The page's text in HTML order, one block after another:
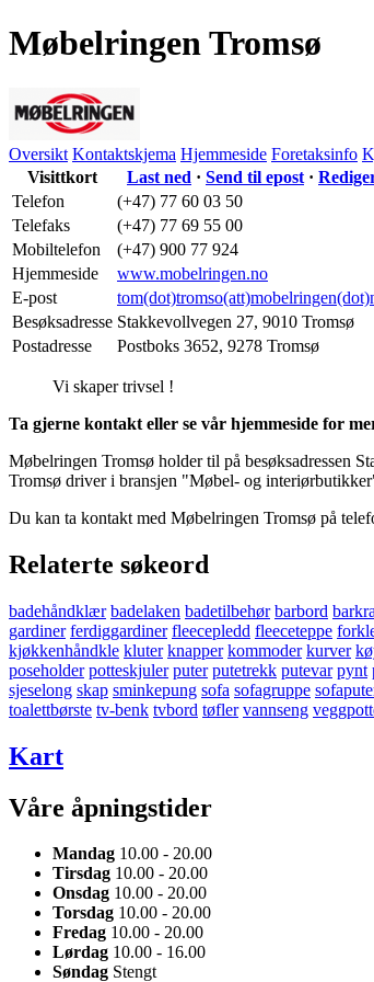
Møbelringen Tromsø
Oversikt Kontaktskjema Hjemmeside Foretaksinfo
Visittkort
Last ned · Send til epost ·
Telefon
(+47) 77 60 03 50
Telefaks
(+47) 77 69 55 00
Mobiltelefon
(+47) 900 77 924
Hjemmeside
www.mobelringen.no
E-post
Besøksadresse Stakkevollvegen 27, 9010 Tromsø
Postadresse
Postboks 3652, 9278 Tromsø
Vi skaper trivsel !
Ta gjerne kontakt eller se vår hjemmeside for
Møbelringen Tromsø holder til på besøksadressen
Tromsø driver i bransjen "Møbel- og
Du kan ta kontakt med Møbelringen Tromsø på
Relaterte søkeord
badehåndklær badelaken badetilbehør barbord
gardiner ferdiggardiner fleecepledd fleeceteppe
kjøkkenhåndkle kluter knapper kommoder kurver
poseholder potteskjuler puter putetrekk putevar pynt
sjeselong skap sminkepung sofa sofagruppe
toalettbørste tv-benk tvbord tøfler vannseng
Kart
Våre åpningstider
Mandag 10.00 - 20.00
Tirsdag 10.00 - 20.00
Onsdag 10.00 - 20.00
Torsdag 10.00 - 20.00
Fredag 10.00 - 20.00
Lørdag 10.00 - 16.00
Søndag Stengt